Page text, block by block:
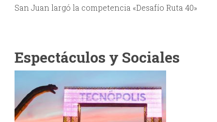
San Juan largó la competencia «Desafío Ruta 40»
Espectáculos y Sociales